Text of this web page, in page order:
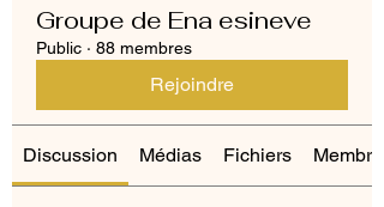
Groupe de Ena esineve
Public · 88 membres
Rejoindre
Discussion Médias Fichiers Membres